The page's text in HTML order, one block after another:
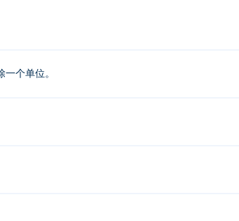
个单位。